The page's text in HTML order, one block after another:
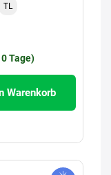
TL
Tage)
Warenkorb